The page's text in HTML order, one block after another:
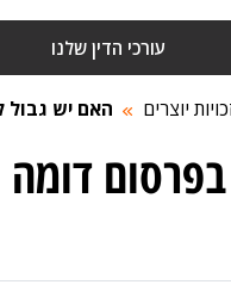
עורכי הדין שלנו
יוצרים האם יש גבול
דומה